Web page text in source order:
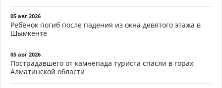
05 авг 2026
Ребёнок погиб после падения из окна девятого этажа в
Шымкенте
05 авг 2026
Пострадавшего от камнепада туриста спасли в горах
Алматинской области